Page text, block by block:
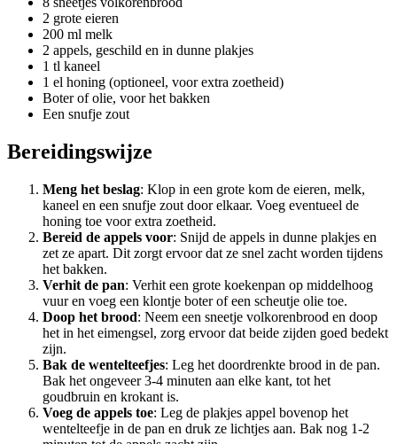
2 grote eieren
200 ml melk
2 appels, geschild en in dunne plakjes
1 tl kaneel
1 el honing (optioneel, voor extra zoetheid)
Boter of olie, voor het bakken
Een snufje zout
Bereidingswijze
Meng het beslag: Klop in een grote kom de eieren, melk,
kaneel en een snufje zout door elkaar. Voeg eventueel de
honing toe voor extra zoetheid.
Bereid de appels voor: Snijd de appels in dunne plakjes en
zet ze apart. Dit zorgt ervoor dat ze snel zacht worden tijdens
het bakken.
Verhit de pan: Verhit een grote koekenpan op middelhoog
vuur en voeg een klontje boter of een scheutje olie toe.
Doop het brood: Neem een sneetje volkorenbrood en doop
het in het eimengsel, zorg ervoor dat beide zijden goed bedekt
zijn.
Bak de wentelteefjes: Leg het doordrenkte brood in de pan.
Bak het ongeveer 3-4 minuten aan elke kant, tot het
goudbruin en krokant is.
Voeg de appels toe: Leg de plakjes appel bovenop het
wentelteefje in de pan en druk ze lichtjes aan. Bak nog 1-2